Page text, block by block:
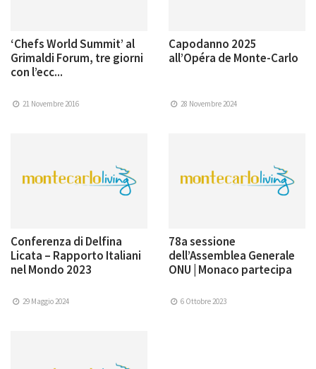
‘Chefs World Summit’ al
Grimaldi Forum, tre giorni
con l’ecc...
21 Novembre 2016
Capodanno 2025
all’Opéra de Monte-Carlo
28 Novembre 2024
Conferenza di Delfina
Licata – Rapporto Italiani
nel Mondo 2023
29 Maggio 2024
78a sessione
dell’Assemblea Generale
ONU | Monaco partecipa
6 Ottobre 2023